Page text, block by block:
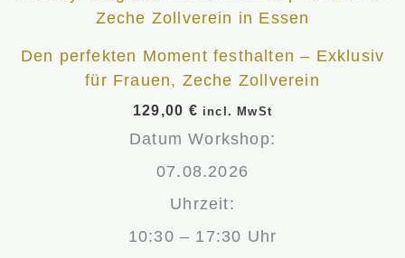
Den perfekten Moment festhalten – Exklusiv
für Frauen, Zeche Zollverein
129,00 € incl. MwSt
Datum Workshop:
07.08.2026
Uhrzeit:
10:30 – 17:30 Uhr